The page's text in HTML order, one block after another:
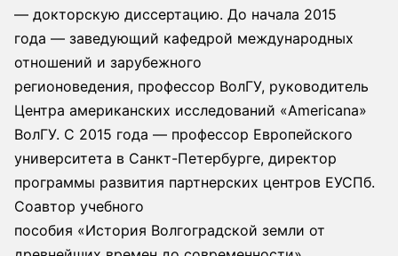
— докторскую диссертацию. До начала 2015
года — заведующий кафедрой международных
отношений и зарубежного
регионоведения, профессор ВолГУ, руководитель
Центра американских исследований «Americana»
ВолГУ. С 2015 года — профессор Европейского
университета в Санкт-Петербурге, директор
программы развития партнерских центров ЕУСПб.
Соавтор учебного
пособия «История Волгоградской земли от